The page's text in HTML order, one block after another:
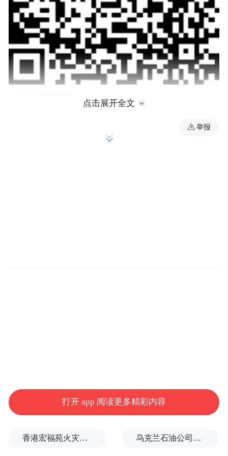
2026年绥化市推荐省级教学名师候选人
孙仲莉 绥化市第七中学
杨国民 兰西县北安中学
点击展开全文
举报
打开 app 阅读更多精彩内容
香港宏福苑火灾跨部门调查最终报告：大火或由烟头引起 乌克兰石油公司设施遭遇大规模袭击